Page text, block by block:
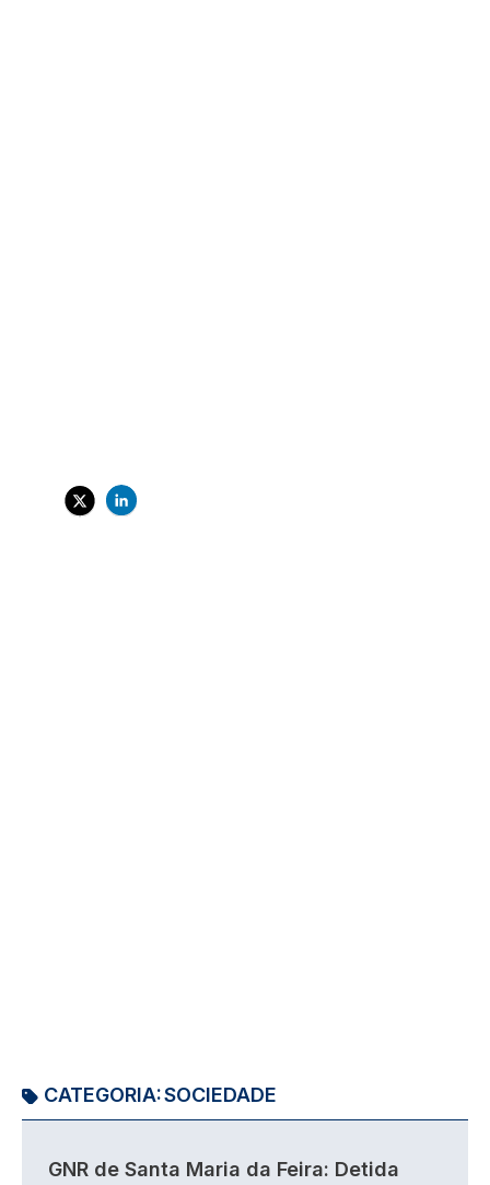
CATEGORIA:SOCIEDADE
GNR de Santa Maria da Feira: Detida